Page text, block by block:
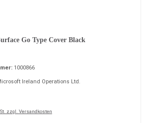
Go Type Cover Black
1000866
Ireland Operations Ltd.
zzgl. Versandkosten